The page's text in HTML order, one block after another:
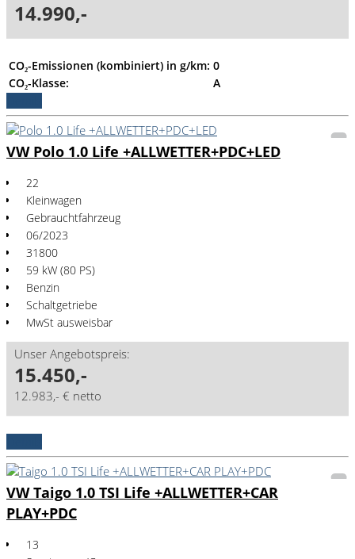
14.990,-
CO₂-Emissionen (kombiniert) in g/km: 0
CO₂-Klasse:
A
VW Polo 1.0 Life +ALLWETTER+PDC+LED
22
Kleinwagen
Gebrauchtfahrzeug
06/2023
31800
59 kW (80 PS)
Benzin
Schaltgetriebe
MwSt ausweisbar
Unser Angebotspreis:
15.450,-
12.983,- € netto
VW Taigo 1.0 TSI Life +ALLWETTER+CAR
PLAY+PDC
13